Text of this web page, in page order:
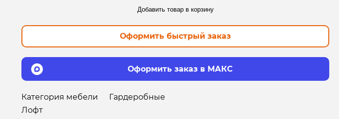
Добавить товар в корзину
Оформить быстрый заказ
Оформить заказ в МАКС
Категория мебели
Лофт
Гардеробные